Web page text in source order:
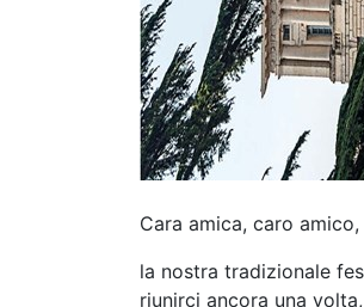
Cara amica, caro amico,
la nostra tradizionale
riunirci ancora una